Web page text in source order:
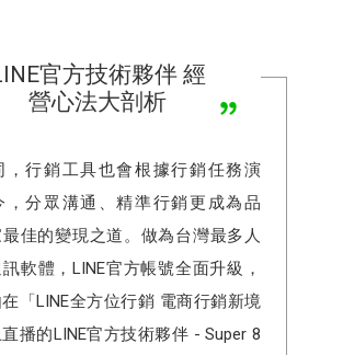
官方技術夥伴 經
營心法大剖析
，行銷工具也會根據行銷任務演
，分眾溝通、精準行銷更成為品
佳的變現之道。做為台灣最多人
軟體，LINE官方帳號全面升級，
「LINE全方位行銷 電商行銷新境
播的LINE官方技術夥伴 - Super 8